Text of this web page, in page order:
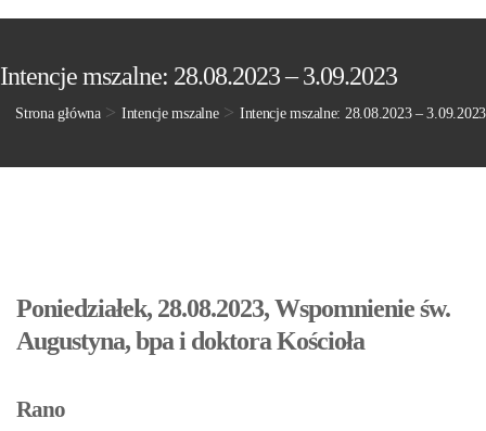
Intencje mszalne: 28.08.2023 – 3.09.2023
Strona główna> Intencje mszalne> Intencje mszalne: 28.08.2023 – 3.09.2023
Poniedziałek, 28.08.2023, Wspomnienie św.
Augustyna, bpa i doktora Kościoła
Rano